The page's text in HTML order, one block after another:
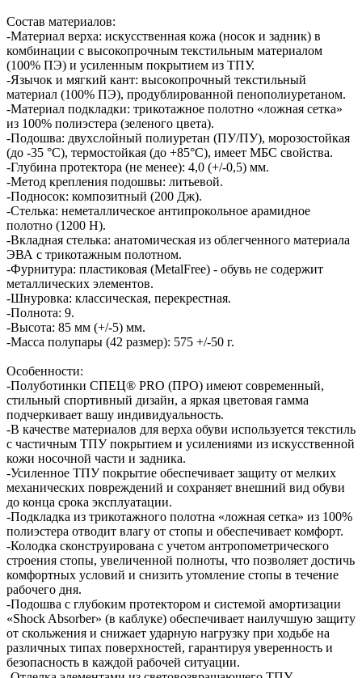
Состав материалов:
-Материал верха: искусственная кожа (носок и задник) в
комбинации с высокопрочным текстильным материалом
(100% ПЭ) и усиленным покрытием из ТПУ.
-Язычок и мягкий кант: высокопрочный текстильный
материал (100% ПЭ), продублированной пенополиуретаном.
-Материал подкладки: трикотажное полотно «ложная сетка»
из 100% полиэстера (зеленого цвета).
-Подошва: двухслойный полиуретан (ПУ/ПУ), морозостойкая
(до -35 °С), термостойкая (до +85°С), имеет МБС свойства.
-Глубина протектора (не менее): 4,0 (+/-0,5) мм.
-Метод крепления подошвы: литьевой.
-Подносок: композитный (200 Дж).
-Стелька: неметаллическое антипрокольное арамидное
полотно (1200 Н).
-Вкладная стелька: анатомическая из облегченного материала
ЭВА с трикотажным полотном.
-Фурнитура: пластиковая (MetalFree) - обувь не содержит
металлических элементов.
-Шнуровка: классическая, перекрестная.
-Полнота: 9.
-Высота: 85 мм (+/-5) мм.
-Масса полупары (42 размер): 575 +/-50 г.
Особенности:
-Полуботинки СПЕЦ® PRO (ПРО) имеют современный,
стильный спортивный дизайн, а яркая цветовая гамма
подчеркивает вашу индивидуальность.
-В качестве материалов для верха обуви используется текстиль
с частичным ТПУ покрытием и усилениями из искусственной
кожи носочной части и задника.
-Усиленное ТПУ покрытие обеспечивает защиту от мелких
механических повреждений и сохраняет внешний вид обуви
до конца срока эксплуатации.
-Подкладка из трикотажного полотна «ложная сетка» из 100%
полиэстера отводит влагу от стопы и обеспечивает комфорт.
-Колодка сконструирована с учетом антропометрического
строения стопы, увеличенной полноты, что позволяет достичь
комфортных условий и снизить утомление стопы в течение
рабочего дня.
-Подошва с глубоким протектором и системой амортизации
«Shock Absorber» (в каблуке) обеспечивает наилучшую защиту
от скольжения и снижает ударную нагрузку при ходьбе на
различных типах поверхностей, гарантируя уверенность и
безопасность в каждой рабочей ситуации.